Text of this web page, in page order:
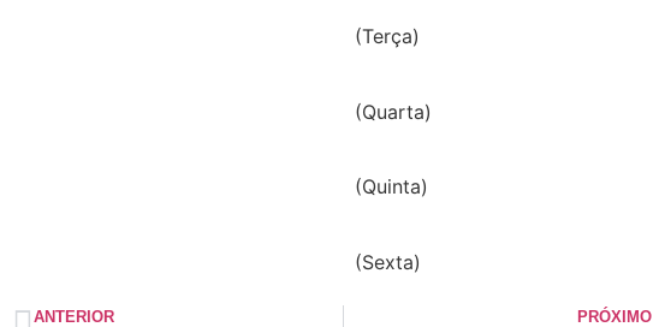
(Terça)
(Quarta)
(Quinta)
(Sexta)
ANTERIOR PRÓXIMO